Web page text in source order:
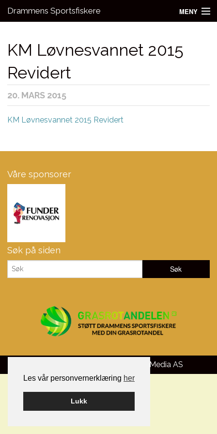
Les vår personvernerklæring her
Lukk
Drammens Sportsfiskere MENY
Aktivitetsgrupper
Utleie
Bli medlem!
Fiske
KM Løvnesvannet 2015
Revidert
20. MARS 2015
KM Løvnesvannet 2015 Revidert
Våre sponsorer
Søk på siden
Smart Media AS